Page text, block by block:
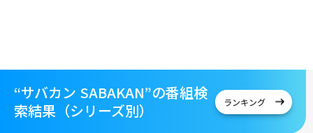
“サバカン SABAKAN”の番組検
索結果（シリーズ別）
ランキング